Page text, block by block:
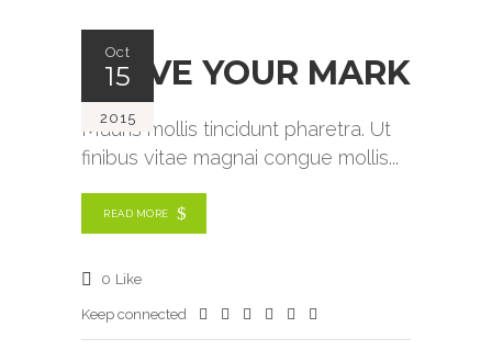
Oct
15
2015
LEAVE YOUR MARK
Mauris mollis tincidunt pharetra. Ut
finibus vitae magnai congue mollis
READ MORE
0 Like
Keep connected